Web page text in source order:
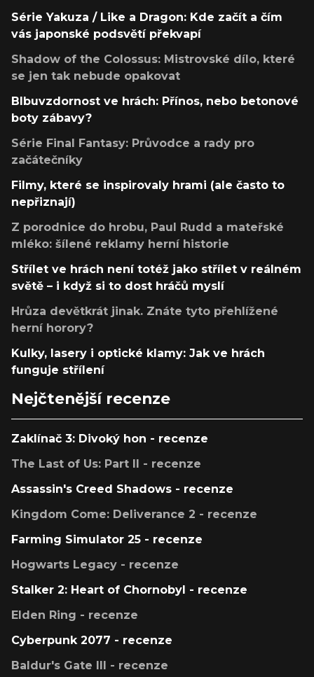
Série Yakuza / Like a Dragon: Kde začít a čím
vás japonské podsvětí překvapí
Shadow of the Colossus: Mistrovské dílo, které
se jen tak nebude opakovat
Blbuvzdornost ve hrách: Přínos, nebo betonové
boty zábavy?
Série Final Fantasy: Průvodce a rady pro
začátečníky
Filmy, které se inspirovaly hrami (ale často to
nepřiznají)
Z porodnice do hrobu, Paul Rudd a mateřské
mléko: šílené reklamy herní historie
Střílet ve hrách není totéž jako střílet v reálném
světě – i když si to dost hráčů myslí
Hrůza devětkrát jinak. Znáte tyto přehlížené
herní horory?
Kulky, lasery i optické klamy: Jak ve hrách
funguje střílení
Nejčtenější recenze
Zaklínač 3: Divoký hon - recenze
The Last of Us: Part II - recenze
Assassin's Creed Shadows - recenze
Kingdom Come: Deliverance 2 - recenze
Farming Simulator 25 - recenze
Hogwarts Legacy - recenze
Stalker 2: Heart of Chornobyl - recenze
Elden Ring - recenze
Cyberpunk 2077 - recenze
Baldur's Gate III - recenze